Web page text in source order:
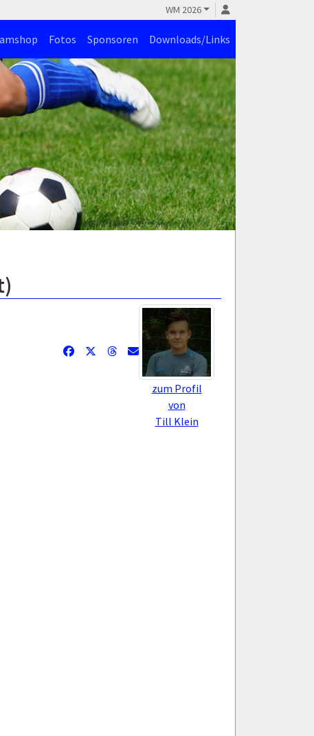
WM 2026
Fotos Sponsoren Downloads/Links
zum Profil
von
Till Klein